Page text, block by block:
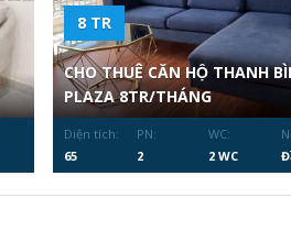
8 TR
CHO THUÊ CĂN HỘ THANH
PLAZA 8TR/THÁNG
Diện tích:
65
PN:
2
WC:
2 WC